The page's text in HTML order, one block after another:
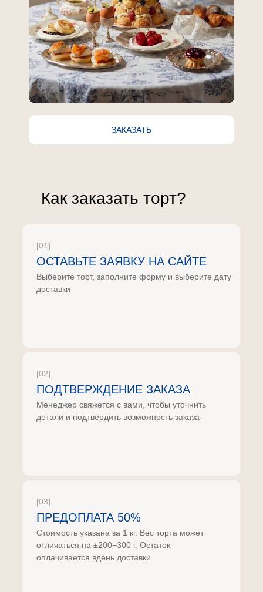
ЗАКАЗАТЬ
Как заказать торт?
[03]
ПРЕДОПЛАТА 50%
Стоимость указана за 1 кг. Вес торта может
отличаться на ±200−300 г. Остаток
оплачивается вдень доставки
[02]
ПОДТВЕРЖДЕНИЕ ЗАКАЗА
Менеджер свяжется с вами, чтобы уточнить
детали и подтвердить возможность заказа
[01]
ОСТАВЬТЕ ЗАЯВКУ НА САЙТЕ
Выберите торт, заполните форму и выберите дату
доставки